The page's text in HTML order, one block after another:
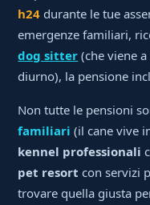
h24 durante le tue
emergenze familiari,
dog sitter (che viene
diurno), la pensione
Non tutte le pensioni
familiari (il cane vive
kennel professionali
pet resort con servizi
trovare quella giusta